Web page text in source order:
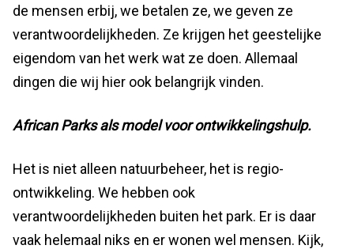
de mensen erbij, we betalen ze, we geven ze
verantwoordelijkheden. Ze krijgen het geestelijke
eigendom van het werk wat ze doen. Allemaal
dingen die wij hier ook belangrijk vinden.
African Parks als model voor ontwikkelingshulp.
Het is niet alleen natuurbeheer, het is regio-
ontwikkeling. We hebben ook
verantwoordelijkheden buiten het park. Er is daar
vaak helemaal niks en er wonen wel mensen. Kijk,